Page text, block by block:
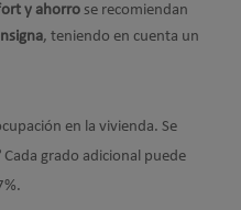
y ahorro se recomiendan
, teniendo en cuenta un
en la vivienda. Se
Cada grado adicional puede